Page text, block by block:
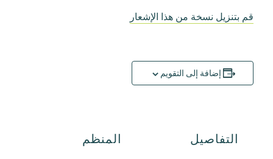
قم بتنزيل نسخة من هذا الإشعار
إضافة إلى التقويم
التفاصيل المنظم